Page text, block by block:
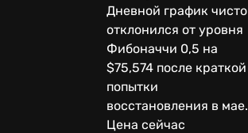
Дневной график чисто
отклонился от уровня
Фибоначчи 0,5 на
$75,574 после краткой
попытки
восстановления в мае.
Цена сейчас